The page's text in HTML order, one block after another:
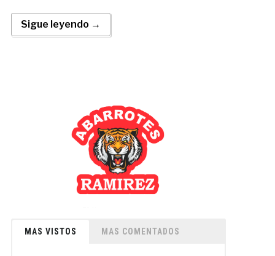
Sigue leyendo →
MAS VISTOS MAS COMENTADOS